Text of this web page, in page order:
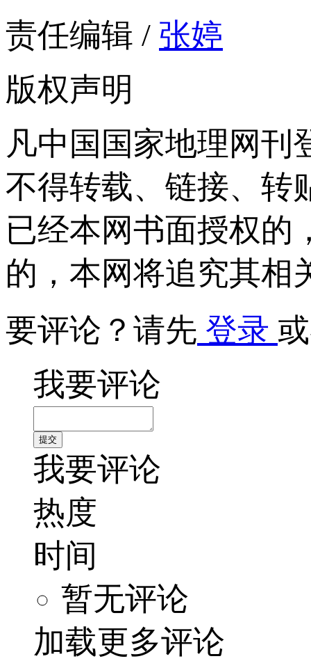
责任编辑 / 张婷
版权声明
凡中国国家地理网刊
不得转载、链接、转
已经本网书面授权的
的，本网将追究其相
要评论？请先 登录
我要评论
我要评论
热度
时间
暂无评论
加载更多评论